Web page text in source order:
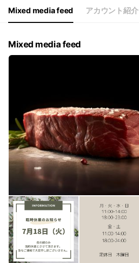
Mixed media feed アカウント紹介
Mixed media feed